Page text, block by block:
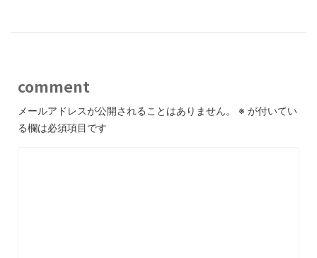
comment
メールアドレスが公開されることはありません。 ※ が付いてい
る欄は必須項目です